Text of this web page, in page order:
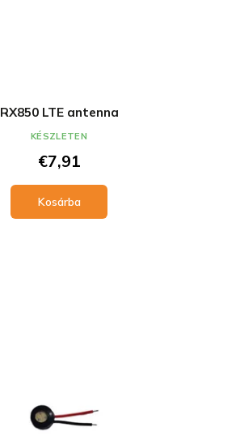
RX850 LTE antenna
€7,91
Kosárba
KÉSZLETEN